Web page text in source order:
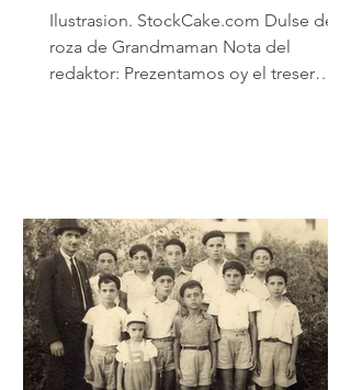
Ilustrasion. StockCake.com Dulse de
roza de Grandmaman Nota del
redaktor: Prezentamos oy el treser
apoyo de Fania i Bondi Roza.
Yerushalayim, 2026. El livro de puede
merkar en el Sentro Menachem Begin,
en Yerushalayim, o en amazon.com.
Editor’s note: We present today the
third chapter of th